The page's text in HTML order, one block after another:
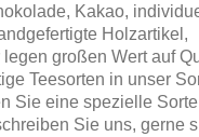
Kakao,
Holzartikel,
großen Wert auf
Teesorten in unser
Sie eine spezielle Sorte
Sie uns, gerne